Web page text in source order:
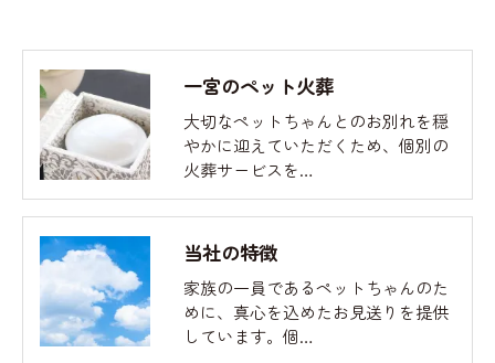
一宮のペット火葬
大切なペットちゃんとのお別れを穏
やかに迎えていただくため、個別の
火葬サービスを…
当社の特徴
家族の一員であるペットちゃんのた
めに、真心を込めたお見送りを提供
しています。個…